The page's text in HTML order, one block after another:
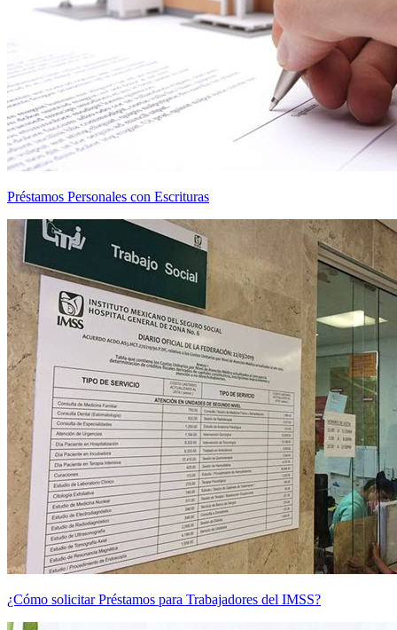
Préstamos Personales con Escrituras
¿Cómo solicitar Préstamos para Trabajadores del IMSS?